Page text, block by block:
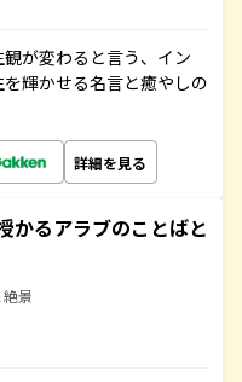
が変わると言う、イン
輝かせる名言と癒やしの
詳細を見る
かるアラブのことばと
景